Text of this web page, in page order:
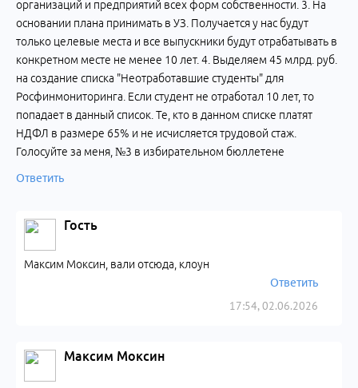
организаций и предприятий всех форм собственности. 3. На
основании плана принимать в УЗ. Получается у нас будут
только целевые места и все выпускники будут отрабатывать в
конкретном месте не менее 10 лет. 4. Выделяем 45 млрд. руб.
на создание списка "Неотработавшие студенты" для
Росфинмониторинга. Если студент не отработал 10 лет, то
попадает в данный список. Те, кто в данном списке платят
НДФЛ в размере 65% и не исчисляется трудовой стаж.
Голосуйте за меня, №3 в избирательном бюллетене
Ответить
Гость
17:54, 02.06.2026
Максим Моксин, вали отсюда, клоун
Ответить
Максим Моксин